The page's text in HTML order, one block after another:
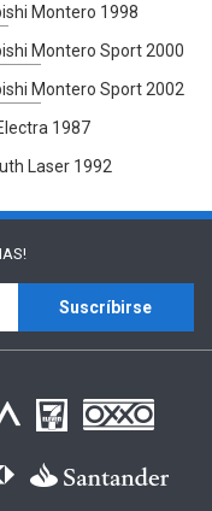
Montero 1998
Montero Sport 2000
Montero Sport 2002
1987
Laser 1992
Suscríbirse